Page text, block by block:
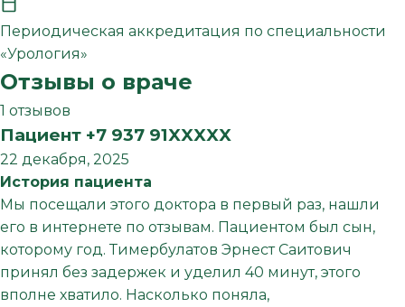
Периодическая аккредитация по специальности
«Урология»
Отзывы о враче
1 отзывов
Пациент +7 937 91XXXXX
22 декабря, 2025
История пациента
Мы посещали этого доктора в первый раз, нашли
его в интернете по отзывам. Пациентом был сын,
которому год. Тимербулатов Эрнест Саитович
принял без задержек и уделил 40 минут, этого
вполне хватило. Насколько поняла,